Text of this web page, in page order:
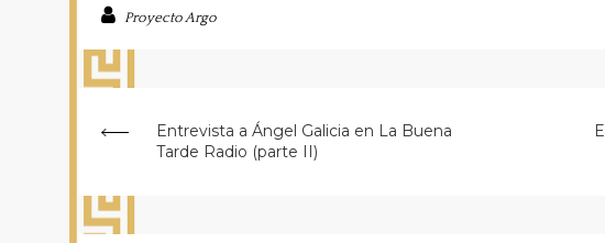
Proyecto Argo
Entrevista a Ángel Galicia en La Buena
Tarde Radio (parte II)